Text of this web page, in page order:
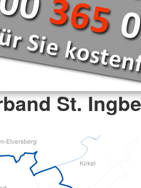
St.